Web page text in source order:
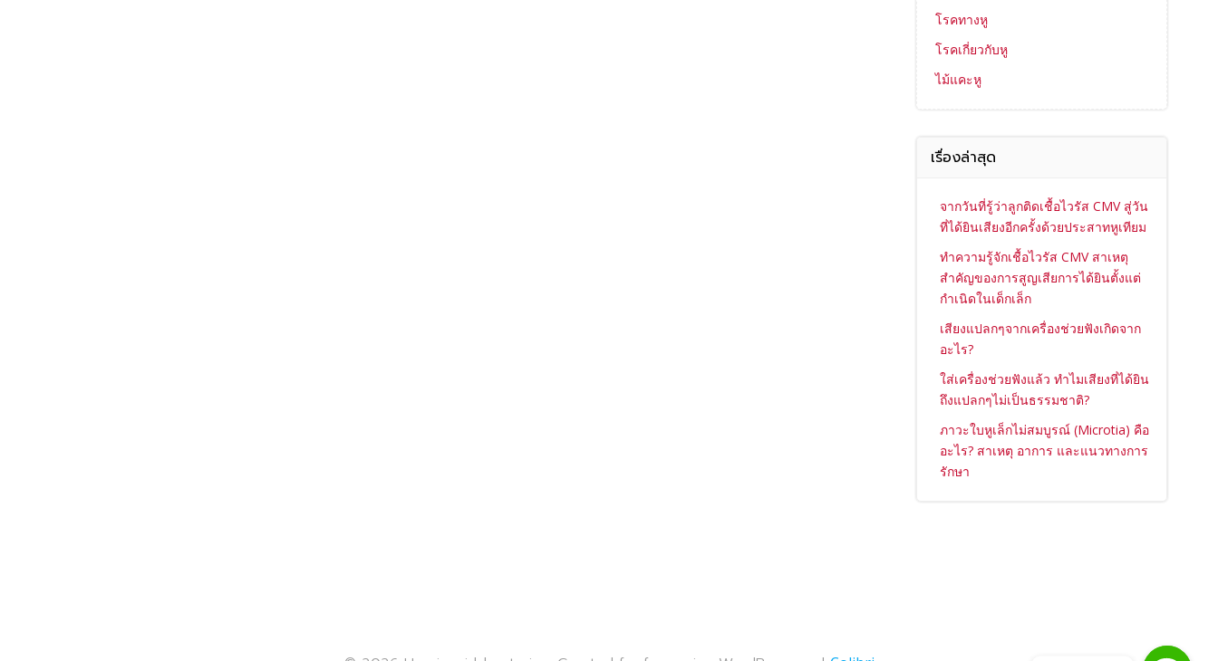
โรคทางหู
โรคเกี่ยวกับหู
ไม้แคะหู
เรื่องล่าสุด
จากวันที่รู้ว่าลูกติดเชื้อไวรัส CMV สู่วัน
ที่ได้ยินเสียงอีกครั้งด้วยประสาทหูเทียม
ทำความรู้จักเชื้อไวรัส CMV สาเหตุ
สำคัญของการสูญเสียการได้ยินตั้งแต่
กำเนิดในเด็กเล็ก
เสียงแปลกๆจากเครื่องช่วยฟังเกิดจาก
อะไร?
ใส่เครื่องช่วยฟังแล้ว ทำไมเสียงที่ได้ยิน
ถึงแปลกๆไม่เป็นธรรมชาติ?
ภาวะใบหูเล็กไม่สมบูรณ์ (Microtia) คือ
อะไร? สาเหตุ อาการ และแนวทางการ
รักษา